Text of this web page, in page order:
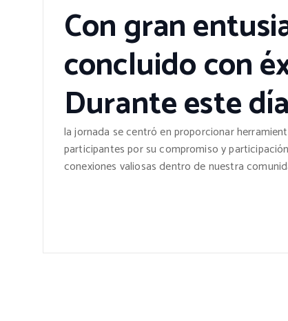
Con gran
concluido con
Durante este
la jornada se centró en proporcionar
participantes por su compromiso y
conexiones valiosas dentro de nuestra